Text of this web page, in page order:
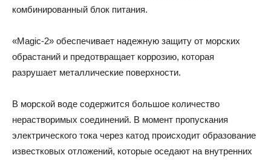
комбинированный блок питания.
«Magic-2» обеспечивает надежную защиту от морских
обрастаний и предотвращает коррозию, которая
разрушает металлические поверхности.
В морской воде содержится большое количество
нерастворимых соединений. В момент пропускания
электрического тока через катод происходит образование
известковых отложений, которые оседают на внутренних